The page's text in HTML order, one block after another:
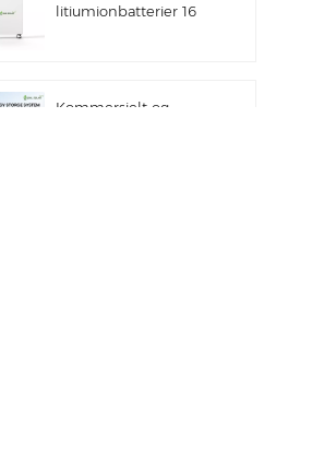
litiumionbatterier 16
Kommersielt og